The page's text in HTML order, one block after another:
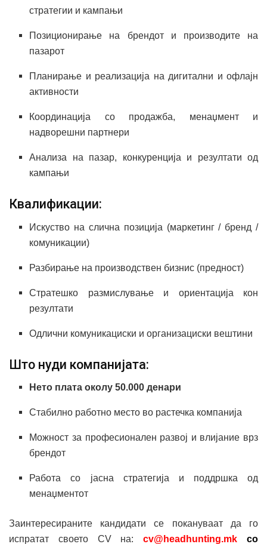
стратегии и кампањи
Позиционирање на брендот и производите на
пазарот
Планирање и реализација на дигитални и офлајн
активности
Координација со продажба, менаџмент и
надворешни партнери
Анализа на пазар, конкуренција и резултати од
кампањи
Квалификации:
Искуство на слична позиција (маркетинг / бренд /
комуникации)
Разбирање на производствен бизнис (предност)
Стратешко размислување и ориентација кон
резултати
Одлични комуникациски и организациски вештини
Што нуди компанијата:
Нето плата околу 50.000 денари
Стабилно работно место во растечка компанија
Можност за професионален развој и влијание врз
брендот
Работа со јасна стратегија и поддршка од
менаџментот
Заинтересираните кандидати се покануваат да го
испратат своето CV на:cv@headhunting.mkсо